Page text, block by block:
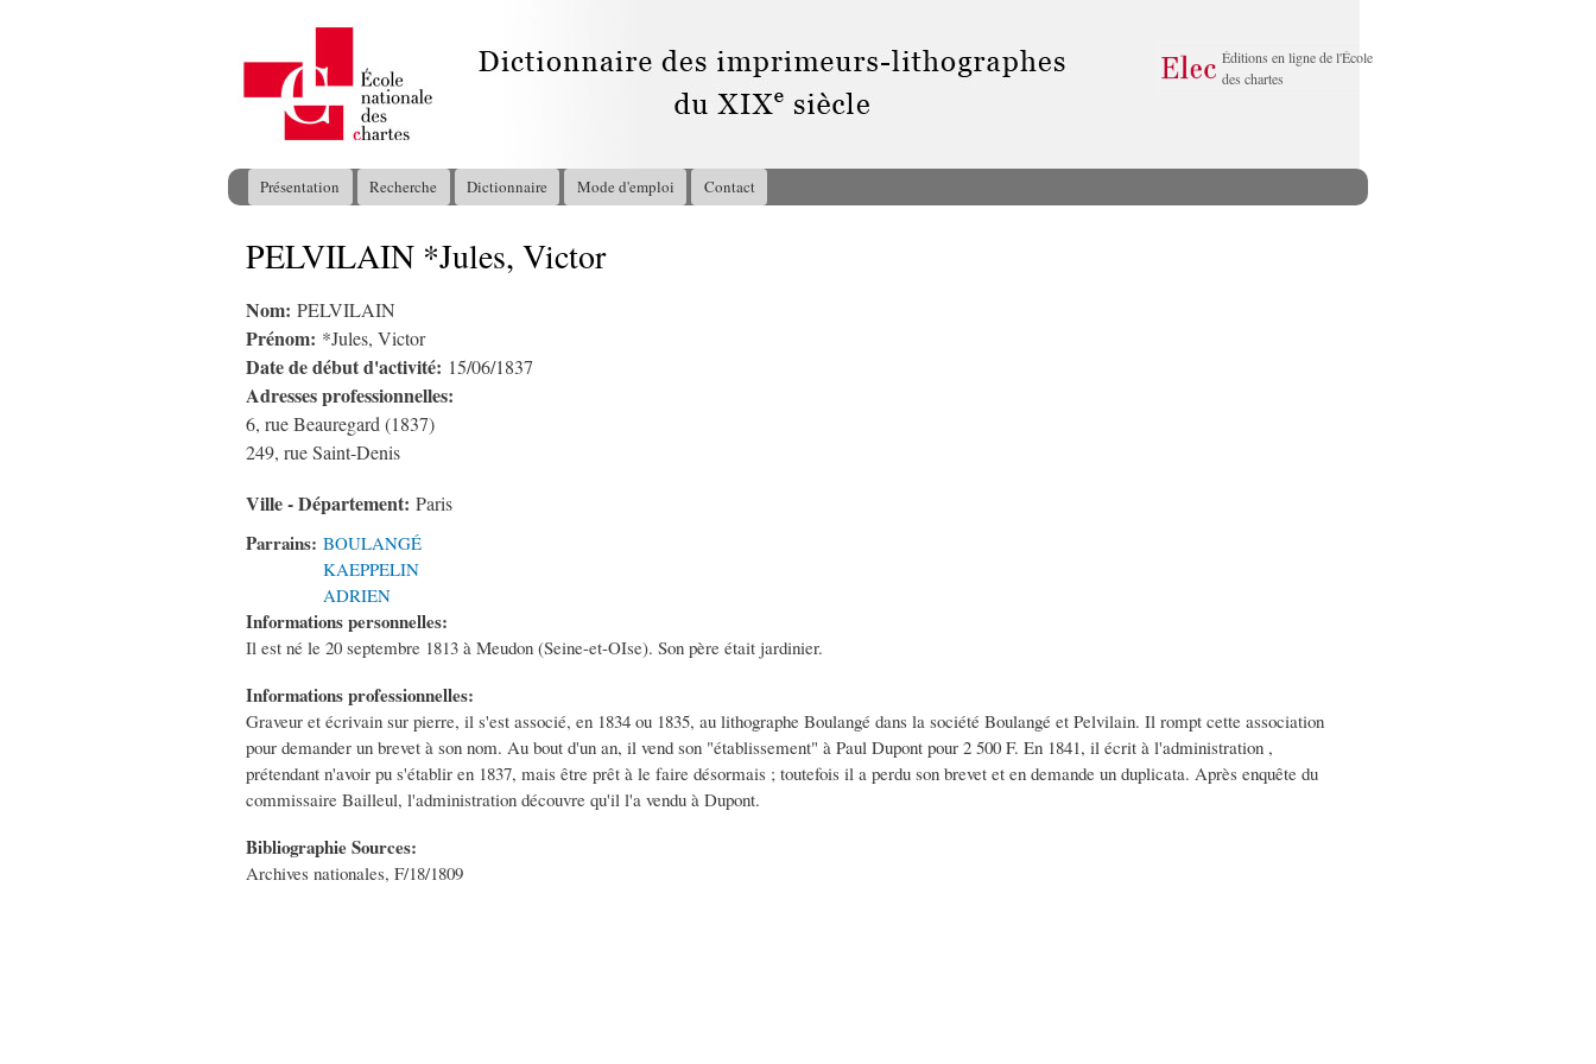
principal
Éditions en ligne de l'École
des chartes
Menu principal
Présentation Recherche Dictionnaire Mode d'emploi Contact
Vous êtes ici
PELVILAIN *Jules, Victor
Nom: PELVILAIN
Prénom: *Jules, Victor
Date de début d'activité: 15/06/1837
Adresses professionnelles:
6, rue Beauregard (1837)
249, rue Saint-Denis
Ville - Département: Paris
Parrains: BOULANGÉ
KAEPPELIN
ADRIEN
Informations personnelles:
Il est né le 20 septembre 1813 à Meudon (Seine-et-OIse). Son père était jardinier.
Informations professionnelles:
Graveur et écrivain sur pierre, il s'est associé, en 1834 ou 1835, au lithographe Boulangé dans la société Boulangé et Pelvilain. Il rompt cette association
pour demander un brevet à son nom. Au bout d'un an, il vend son "établissement" à Paul Dupont pour 2 500 F. En 1841, il écrit à l'administration ,
prétendant n'avoir pu s'établir en 1837, mais être prêt à le faire désormais ; toutefois il a perdu son brevet et en demande un duplicata. Après enquête du
commissaire Bailleul, l'administration découvre qu'il l'a vendu à Dupont.
Bibliographie Sources:
Archives nationales, F/18/1809